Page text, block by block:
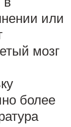
или
мозг
более